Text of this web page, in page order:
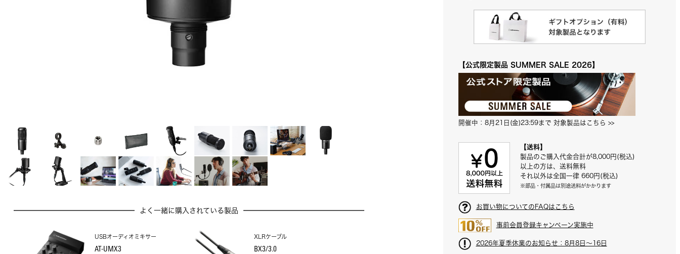
付属：スタンドマウント
よく一緒に購入されている製品
USBオーディオミキサー
AT-UMX3
XLRケーブル
BX3/3.0
【公式限定製品 SUMMER SALE 2026】
開催中：8月21日(金)23:59まで 対象製品はこちら >>
【送料】
製品のご購入代金合計が8,000円(税込)
以上の方は、送料無料
それ以外は全国一律 660円(税込)
※部品・付属品は別途送料がかかります
お買い物についてのFAQはこちら
事前会員登録キャンペーン実施中
2026年夏季休業のお知らせ：8月8日～16日